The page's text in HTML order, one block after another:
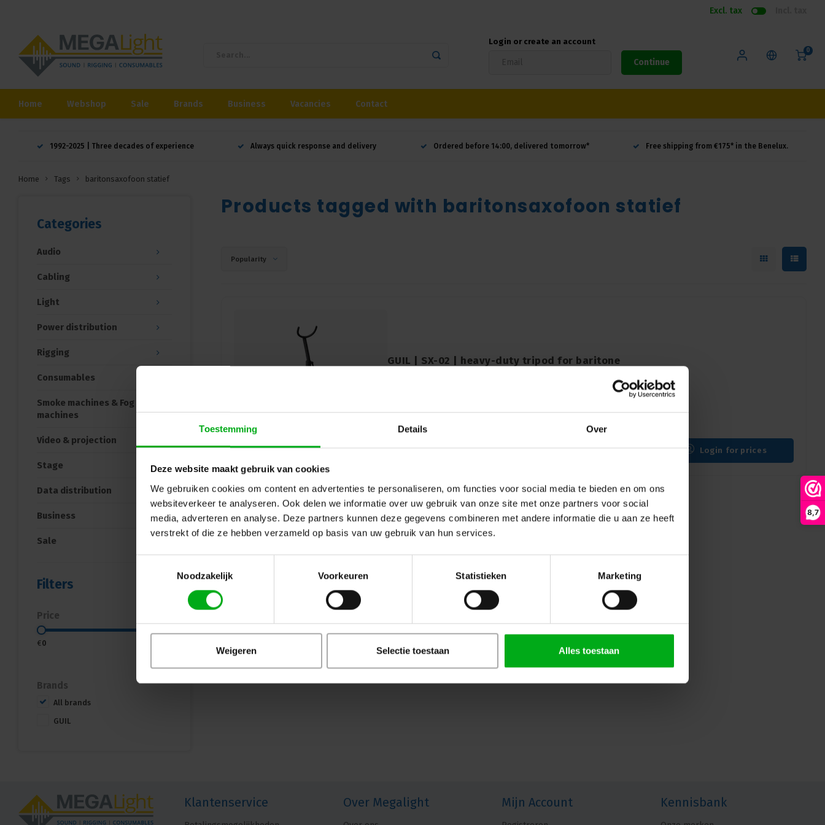
Toestemming Details Over
Deze website maakt gebruik van cookies
We gebruiken cookies om content en advertenties te personaliseren, om functies voor social media te bieden en om ons
websiteverkeer te analyseren. Ook delen we informatie over uw gebruik van onze site met onze partners voor social
media, adverteren en analyse. Deze partners kunnen deze gegevens combineren met andere informatie die u aan ze heeft
verstrekt of die ze hebben verzameld op basis van uw gebruik van hun services.
Noodzakelijk
Voorkeuren Statistieken Marketing
Weigeren Selectie toestaan Alles toestaan
8,7
Excl. tax
Login or create an account
Continue
0
Home Webshop Sale Brands Business Vacancies Contact
1992-2025 | Three decades of experience Always quick response and delivery Ordered before 14:00, delivered tomorrow* Free shipping from €175* in the Benelux.
Home Tags baritonsaxofoon statief
Categories
Audio
Cabling
Light
Power distribution
Rigging
Consumables
Smoke machines & Fog
machines
Video & projection
Stage
Data distribution
Business
Sale
Filters
Price
€0
Brands
All brands
GUIL
Products tagged with baritonsaxofoon statief
Popularity
GUIL | SX-02 | heavy-duty tripod for baritone
heavy baritone sax stand. height adjustable
Login for prices
Klantenservice Over Megalight Mijn Account Kennisbank